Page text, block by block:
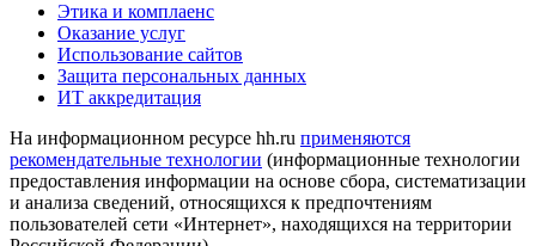
Этика и комплаенс
Оказание услуг
Использование сайтов
Защита персональных данных
ИТ аккредитация
На информационном ресурсе hh.ru применяются
рекомендательные технологии (информационные технологии
предоставления информации на основе сбора, систематизации
и анализа сведений, относящихся к предпочтениям
пользователей сети «Интернет», находящихся на территории